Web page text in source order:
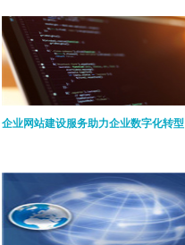
企业网站建设服务助力企业数字化转型